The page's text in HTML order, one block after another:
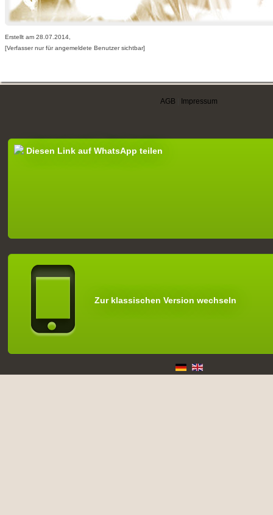
Erstellt am 28.07.2014,
[Verfasser nur für angemeldete Benutzer sichtbar]
AGB Impressum
Diesen Link auf WhatsApp teilen
Zur klassischen Version wechseln